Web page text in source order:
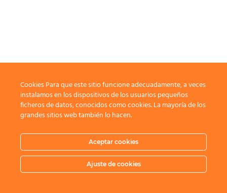
Cookies Para que este sitio funcione adecuadamente, a veces
instalamos en los dispositivos de los usuarios pequeños
ficheros de datos, conocidos como cookies. La mayoría de los
grandes sitios web también lo hacen.
Aceptar cookies
Ajuste de cookies